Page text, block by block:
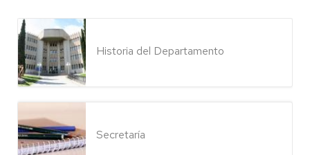
Historia del Departamento
Secretaría